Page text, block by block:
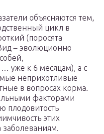
объясняются тем,
цикл в
(поросята
– эволюционно
уже к 6 месяцам), а с
неприхотливые
в вопросах корма.
факторами
плодовитость
этих